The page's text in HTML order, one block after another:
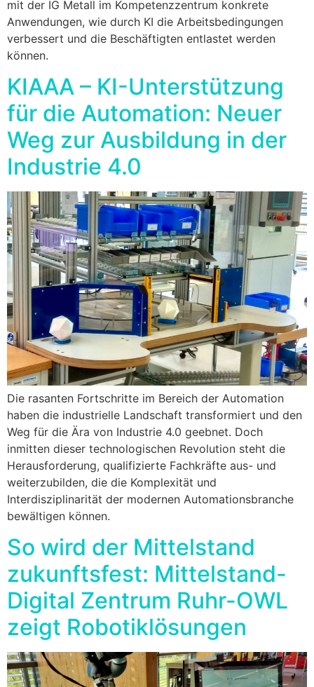
mit der IG Metall im Kompetenzzentrum konkrete
Anwendungen, wie durch KI die Arbeitsbedingungen
verbessert und die Beschäftigten entlastet werden
können.
KIAAA – KI-Unterstützung
für die Automation: Neuer
Weg zur Ausbildung in der
Industrie 4.0
Die rasanten Fortschritte im Bereich der Automation
haben die industrielle Landschaft transformiert und den
Weg für die Ära von Industrie 4.0 geebnet. Doch
inmitten dieser technologischen Revolution steht die
Herausforderung, qualifizierte Fachkräfte aus- und
weiterzubilden, die die Komplexität und
Interdisziplinarität der modernen Automationsbranche
bewältigen können.
So wird der Mittelstand
zukunftsfest: Mittelstand-
Digital Zentrum Ruhr-OWL
zeigt Robotiklösungen